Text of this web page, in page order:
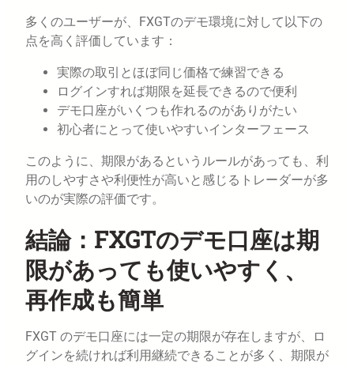
多くのユーザーが、FXGTのデモ環境に対して以下の
点を高く評価しています：
実際の取引とほぼ同じ価格で練習できる
ログインすれば期限を延長できるので便利
デモ口座がいくつも作れるのがありがたい
初心者にとって使いやすいインターフェース
このように、期限があるというルールがあっても、利
用のしやすさや利便性が高いと感じるトレーダーが多
いのが実際の評価です。
結論：FXGTのデモ口座は期
限があっても使いやすく、
再作成も簡単
FXGT のデモ口座には一定の期限が存在しますが、ロ
グインを続ければ利用継続できることが多く、期限が